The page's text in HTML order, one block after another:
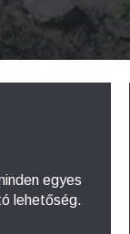
egyes
lehetőség.